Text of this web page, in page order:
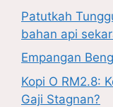
Patutkah
bahan api
Empangan
Kopi O RM2.8:
Gaji Stagnan?